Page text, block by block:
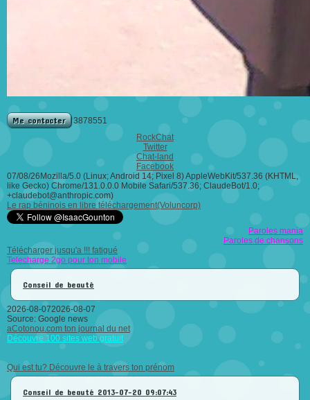
Me contacter
3878551
RockChat
Twitter
Chat-land
Facebook
07/08/26Mozilla/5.0 (Linux; Android 14; Pixel 8) AppleWebKit/537.36 (KHTML,
like Gecko) Chrome/131.0.0.0 Mobile Safari/537.36; ClaudeBot/1.0;
+claudebot@anthropic.com)
Le rap béninois en libre téléchargement(Voluncorp)
Paroles mania
Paroles de chansons
Télécharger jusqu'a !!! fatigué
Telecharge 2go pour ton mobile
Conseil de beauté
2026-08-072026-08-07
Source: Google news
aCotonou.com ton journal du net
Découvre 100 sites web gratuit
Qui est tu? Découvre le à travers ton prénom
Conseil de beauté 2013-07-20 09:07:43